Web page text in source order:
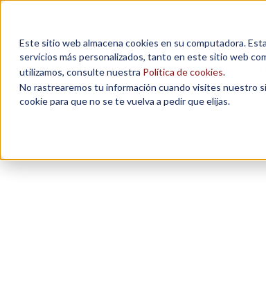
Este sitio web almacena cookies en su computadora.
servicios más personalizados, tanto en este sitio web
utilizamos, consulte nuestra Política de cookies.
No rastrearemos tu información cuando visites nuestro
cookie para que no se te vuelva a pedir que elijas.